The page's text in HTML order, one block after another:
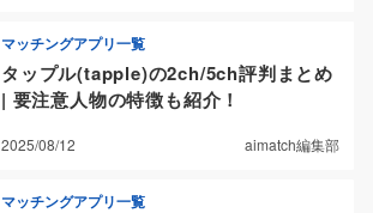
マッチングアプリ一覧
タップル(tapple)の2ch/5ch評判まとめ
| 要注意人物の特徴も紹介！
2025/08/12 aimatch編集部
マッチングアプリ一覧